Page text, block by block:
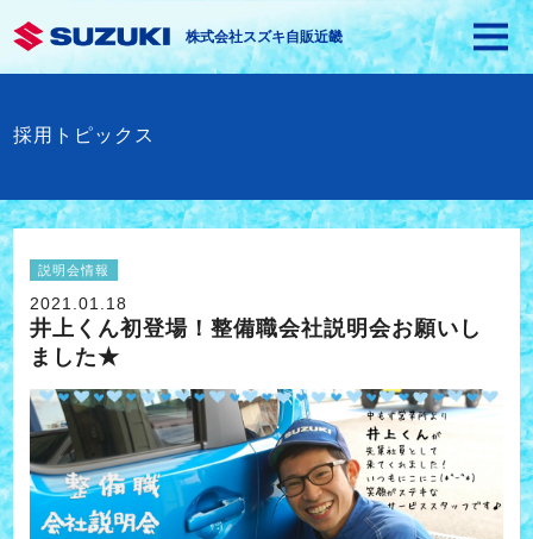
株式会社スズキ自販近畿
採用トピックス
説明会情報
2021.01.18
井上くん初登場！整備職会社説明会お願いし
ました★